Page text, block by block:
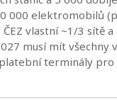
000 elektromobilů
ČEZ vlastní ~1/3 sítě
musí mít všechny
terminály pro